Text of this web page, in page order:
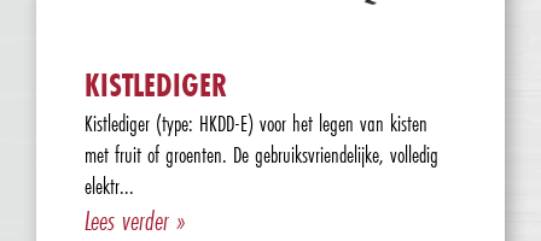
KISTLEDIGER
Kistlediger (type: HKDD-E) voor het legen van kisten
met fruit of groenten. De gebruiksvriendelijke, volledig
elektr...
Lees verder »